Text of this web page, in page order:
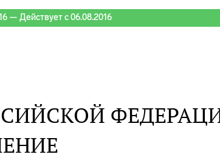
— Действует с 06.08.2016